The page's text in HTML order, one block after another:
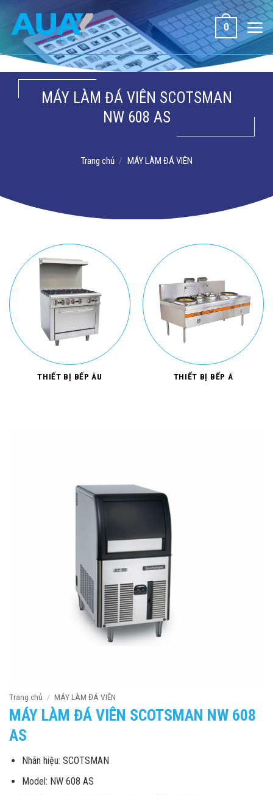
dung
0
MÁY LÀM ĐÁ VIÊN SCOTSMAN
NW 608 AS
Trang chủ / MÁY LÀM ĐÁ VIÊN
THIẾT BỊ BẾP ÂU THIẾT BỊ BẾP Á
Trang chủ / MÁY LÀM ĐÁ VIÊN
MÁY LÀM ĐÁ VIÊN SCOTSMAN NW 608
AS
Nhãn hiệu: SCOTSMAN
Model: NW 608 AS